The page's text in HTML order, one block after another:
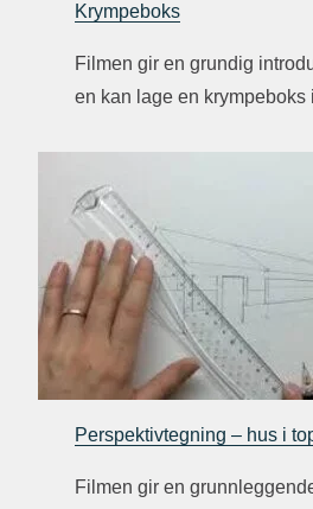
Krympeboks
Filmen gir en grundig
en kan lage en krympeboks
Perspektivtegning – hus i
Filmen gir en